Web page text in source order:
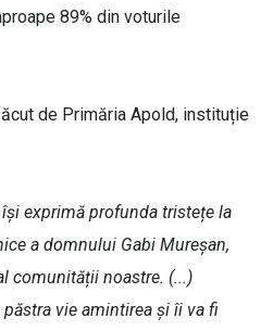
89% din voturile
de Primăria Apold, instituție
exprimă profunda tristețe la
a domnului Gabi Mureșan,
comunității noastre. (...)
vie amintirea și îi va fi